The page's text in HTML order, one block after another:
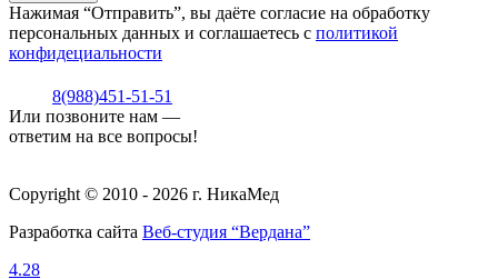
Нажимая “Отправить”, вы даёте согласие на обработку
персональных данных и соглашаетесь с политикой
конфидециальности
8(988)451-51-51
Или позвоните нам —
ответим на все вопросы!
Copyright © 2010 - 2026 г. НикаМед
Разработка сайта Веб-студия “Вердана”
4.28